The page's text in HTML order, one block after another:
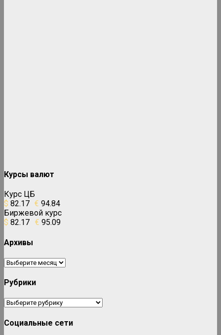
Курсы валют
Курс ЦБ
$ 82.17 € 94.84
Биржевой курс
$ 82.17 € 95.09
Архивы
Архивы
Рубрики
Рубрики
Социальные сети